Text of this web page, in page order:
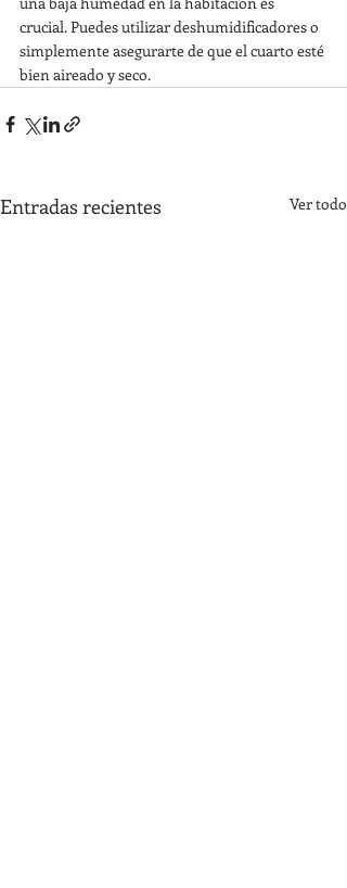
crucial. Puedes utilizar deshumidificadores o
simplemente asegurarte de que el cuarto esté
bien aireado y seco.
Entradas recientes Ver todo